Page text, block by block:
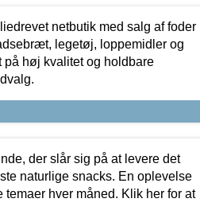
netbutik med salg af foder
legetøj, loppemidler og
på høj kvalitet og holdbare
der slår sig på at levere det
naturlige snacks. En oplevelse
hver måned. Klik her for at